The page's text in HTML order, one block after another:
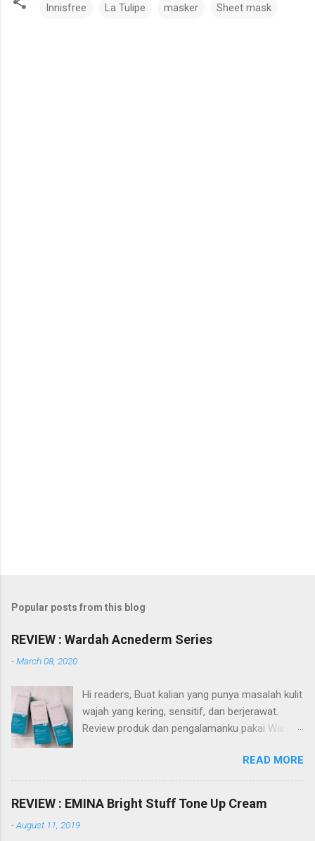
Innisfree La Tulipe masker Sheet mask
Popular posts from this blog
REVIEW : Wardah Acnederm Series
-March 08, 2020
Hi readers, Buat kalian yang punya masalah kulit
wajah yang kering, sensitif, dan berjerawat.
Review produk dan pengalamanku pakai Wardah
kalian dalam pencarian produk skin care. Apa itu
Wardah Acnederm series? Wardah Acnederm
merupakan salah satu dari sekian rangkaian
produk dari Wardah. Diantaranya Wardah Nature
READ MORE
REVIEW : EMINA Bright Stuff Tone Up Cream
-August 11, 2019